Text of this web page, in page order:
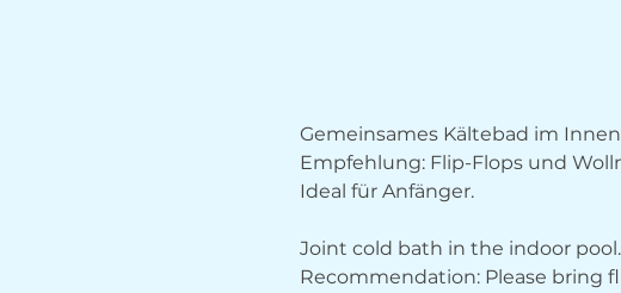
Gemeinsames Kältebad im
Empfehlung: Flip-Flops und
Ideal für Anfänger.
Joint cold bath in the indoor
Recommendation: Please bring